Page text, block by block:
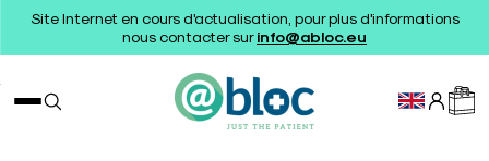
Site Internet en cours d'actualisation, pour plus d'informations
nous contacter surinfo@abloc.eu